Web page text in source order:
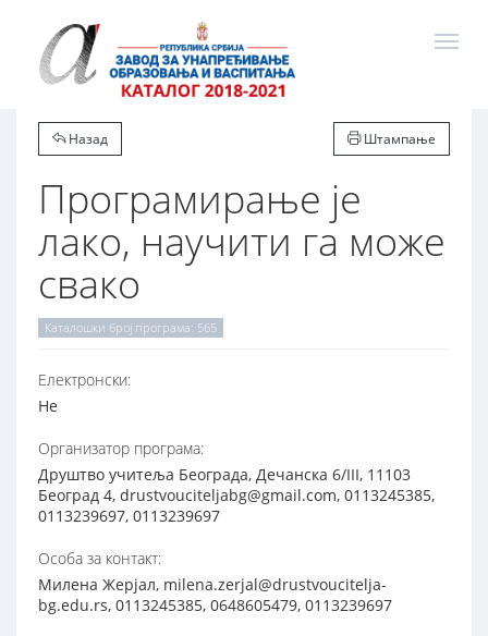
Назад Штампање
Програмирање је
лако, научити га може
свако
Каталошки број програма: 565
Електронски:
Не
Организатор програма:
Друштво учитеља Београда, Дечанска 6/III, 11103
Београд 4, drustvouciteljabg@gmail.com, 0113245385,
0113239697, 0113239697
Особа за контакт:
Милена Жерјал, milena.zerjal@drustvoucitelja-
bg.edu.rs, 0113245385, 0648605479, 0113239697